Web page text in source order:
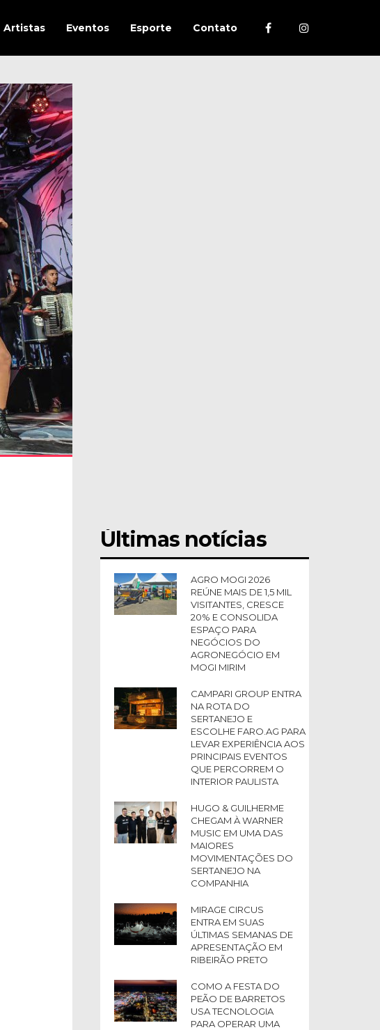
Artistas Eventos Esporte Contato
Últimas notícias
AGRO MOGI 2026
REÚNE MAIS DE 1,5 MIL
VISITANTES, CRESCE
20% E CONSOLIDA
ESPAÇO PARA
NEGÓCIOS DO
AGRONEGÓCIO EM
MOGI MIRIM
CAMPARI GROUP ENTRA
NA ROTA DO
SERTANEJO E
ESCOLHE FARO.AG PARA
LEVAR EXPERIÊNCIA AOS
PRINCIPAIS EVENTOS
QUE PERCORREM O
INTERIOR PAULISTA
HUGO & GUILHERME
CHEGAM À WARNER
MUSIC EM UMA DAS
MAIORES
MOVIMENTAÇÕES DO
SERTANEJO NA
COMPANHIA
MIRAGE CIRCUS
ENTRA EM SUAS
ÚLTIMAS SEMANAS DE
APRESENTAÇÃO EM
RIBEIRÃO PRETO
COMO A FESTA DO
PEÃO DE BARRETOS
USA TECNOLOGIA
PARA OPERAR UMA